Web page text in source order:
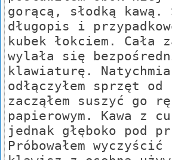
gorącą, słodką kawą.
długopis i
kubek łokciem. Cała
wylała się
klawiaturę.
odłączyłem sprzęt
zacząłem suszyć go
papierowym. Kawa z
jednak głęboko pod
Próbowałem wyczyścić